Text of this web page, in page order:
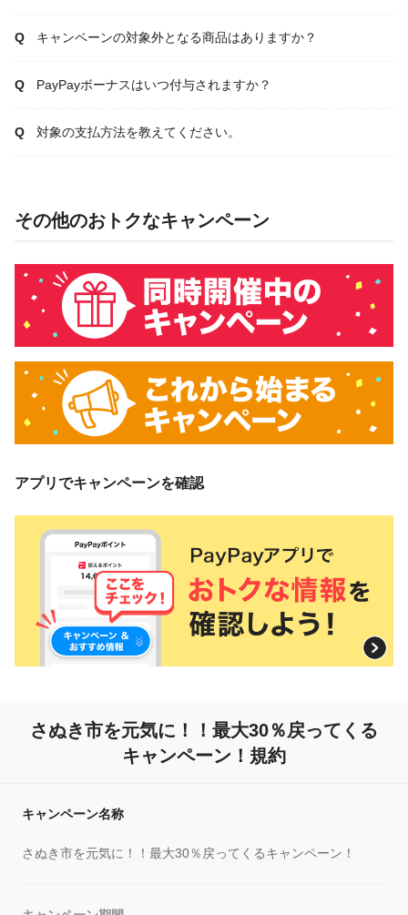
キャンペーンの対象外となる商品はありますか？
PayPayボーナスはいつ付与されますか？
対象の支払方法を教えてください。
その他のおトクなキャンペーン
アプリでキャンペーンを確認
さぬき市を元気に！！ 最大30％戻ってくる
キャンペーン！規約
キャンペーン名称
さぬき市を元気に！！最大30％戻ってくるキャンペーン！